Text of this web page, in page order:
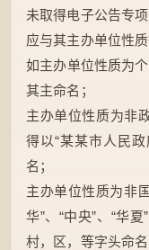
未取得电子公告专项
应与其主办单位性
如主办单位性质为
其主命名；
主办单位性质为非
得以“某某市人民
名；
主办单位性质为非
华”、“中央”、“华
村，区，等字头命